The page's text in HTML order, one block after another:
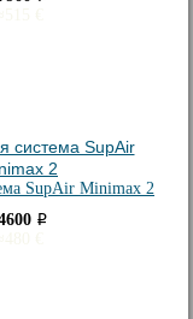
SupAir Minimax 2
i